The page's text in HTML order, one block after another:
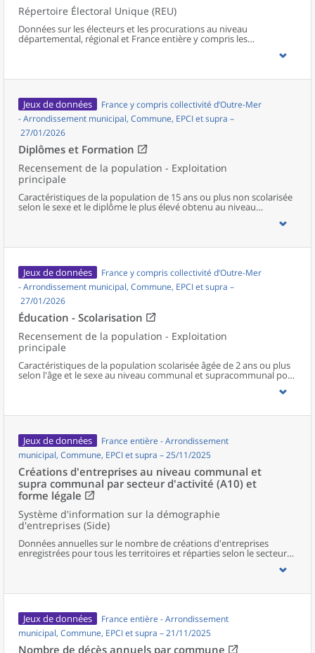
Répertoire Électoral Unique (REU)
Données sur les électeurs et les procurations au niveau
départemental, régional et France entière y compris les
collectivités d'outre mer hors Nouvelle-Calédonie en fonction de
Jeux de données
France y compris collectivité d’Outre-Mer
- Arrondissement municipal, Commune, EPCI et supra –
27/01/2026
Diplômes et Formation
Recensement de la population - Exploitation
principale
Caractéristiques de la population de 15 ans ou plus non scolarisée
selon le sexe et le diplôme le plus élevé obtenu au niveau
communal et supracommunal pour la France hors Mayotte.
Jeux de données
France y compris collectivité d’Outre-Mer
- Arrondissement municipal, Commune, EPCI et supra –
27/01/2026
Éducation - Scolarisation
Recensement de la population - Exploitation
principale
Caractéristiques de la population scolarisée âgée de 2 ans ou plus
selon l'âge et le sexe au niveau communal et supracommunal pour
la France hors Mayotte.
Jeux de données
France entière - Arrondissement
municipal, Commune, EPCI et supra – 25/11/2025
Créations d'entreprises au niveau communal et
supra communal par secteur d'activité (A10) et
forme légale
Système d'information sur la démographie
d'entreprises (Side)
Données annuelles sur le nombre de créations d'entreprises
enregistrées pour tous les territoires et réparties selon le secteur
d’activité et la forme légale.
Jeux de données
France entière - Arrondissement
municipal, Commune, EPCI et supra – 21/11/2025
Nombre de décès annuels par commune